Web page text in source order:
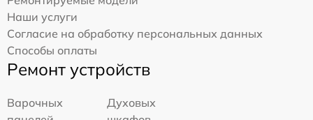
Наши услуги
Согласие на обработку персональных данных
Способы оплаты
Ремонт устройств
Варочных
Духовых